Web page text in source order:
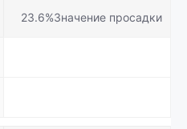
23.6%Значение просадки